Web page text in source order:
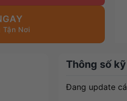
Thông số
Đang update